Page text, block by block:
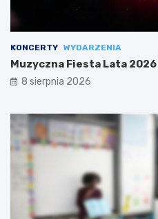
KONCERTY WYDARZENIA
Muzyczna Fiesta Lata 2026
8 sierpnia 2026